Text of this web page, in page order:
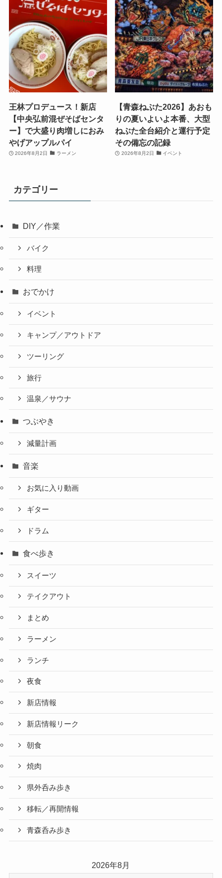
王林プロデュース！新店
【中央弘前混ぜそばセンタ
ー】で大盛り肉増しにおみ
やげアップルパイ
2026年8月2日 ラーメン
【青森ねぶた2026】あおも
りの夏いよいよ本番、大型
ねぶた全台紹介と運行予定
その備忘の記録
2026年8月2日 イベント
カテゴリー
DIY／作業
バイク
料理
おでかけ
イベント
キャンプ／アウトドア
ツーリング
旅行
温泉／サウナ
つぶやき
減量計画
音楽
お気に入り動画
ギター
ドラム
食べ歩き
スイーツ
テイクアウト
まとめ
ラーメン
ランチ
夜食
新店情報
新店情報リーク
朝食
焼肉
県外呑み歩き
移転／再開情報
青森呑み歩き
2026年8月